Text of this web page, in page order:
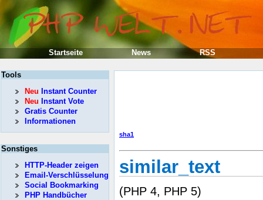
sha1
similar_text
(PHP 4, PHP 5)
Tools
Neu Instant Counter
Neu Instant Vote
Gratis Counter
Informationen
Sonstiges
HTTP-Header zeigen
Email-Verschlüsselung
Social Bookmarking
PHP Handbücher
Startseite News RSS